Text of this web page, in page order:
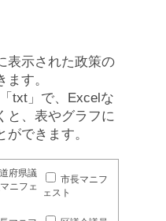
表示された政策の
す。
txt」で、Excelな
と、表やグラフに
できます。
府県議
ニフェ
市長マニフ
ェスト